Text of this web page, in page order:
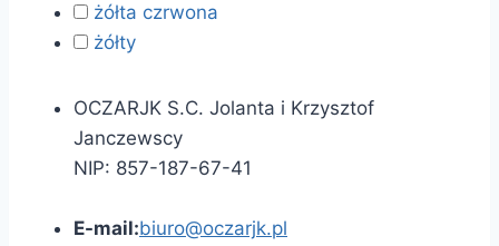
żółta czrwona
żółty
OCZARJK S.C. Jolanta i Krzysztof
Janczewscy
NIP: 857-187-67-41
E-mail:biuro@oczarjk.pl